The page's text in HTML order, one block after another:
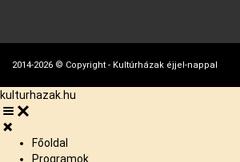
2014-2026 © Copyright - Kultúrházak éjjel-nappal
kulturhazak.hu
Főoldal
Programok